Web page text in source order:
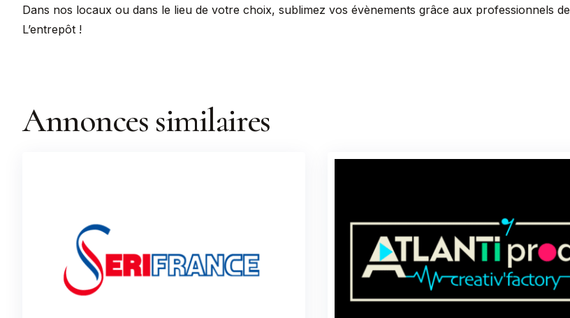
Dans nos locaux ou dans le lieu de votre choix, sublimez vos évènements grâce aux professionnels de
L’entrepôt !
Annonces similaires